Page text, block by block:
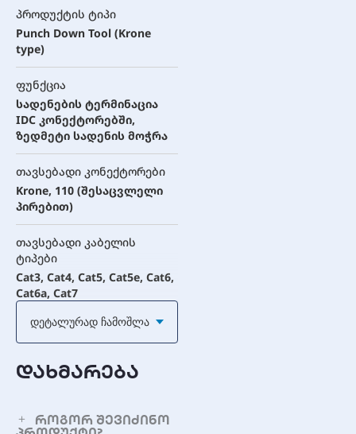
პროდუქტის ტიპი
Punch Down Tool (Krone
type)
ფუნქცია
სადენების ტერმინაცია
IDC კონექტორებში,
ზედმეტი სადენის მოჭრა
თავსებადი კონექტორები
Krone, 110 (შესაცვლელი
პირებით)
თავსებადი კაბელის
ტიპები
Cat3, Cat4, Cat5, Cat5e, Cat6,
Cat6a, Cat7
მექანიზმი
დარტყმითი (Impact),
ზამბარიანი
შესაცვლელი, ორმხრივი
Დეტალურად Ჩამოშლა
დახმარება
როგორ შევიძინო